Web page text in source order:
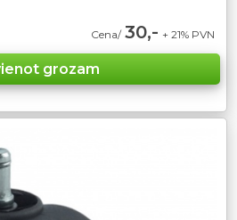
Cena/ 30,- + 21% PVN